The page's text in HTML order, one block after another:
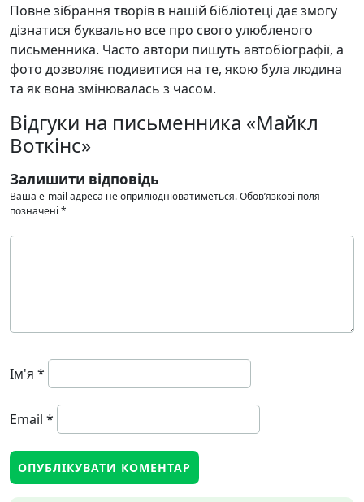
Повне зібрання творів в нашій бібліотеці дає змогу
дізнатися буквально все про свого улюбленого
письменника. Часто автори пишуть автобіографії, а
фото дозволяє подивитися на те, якою була людина
та як вона змінювалась з часом.
Відгуки на письменника «Майкл
Воткінс»
Залишити відповідь
Ваша e-mail адреса не оприлюднюватиметься.Обов’язкові поля
позначені *
Ім'я *
Email *